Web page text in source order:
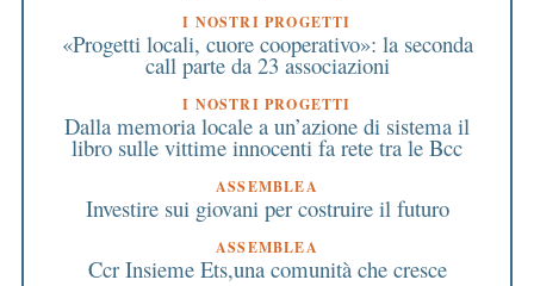
I NOSTRI PROGETTI
«Progetti locali, cuore cooperativo»: la seconda
call parte da 23 associazioni
I NOSTRI PROGETTI
Dalla memoria locale a un’azione di sistema il
libro sulle vittime innocenti fa rete tra le Bcc
ASSEMBLEA
Investire sui giovani per costruire il futuro
ASSEMBLEA
Ccr Insieme Ets,una comunità che cresce